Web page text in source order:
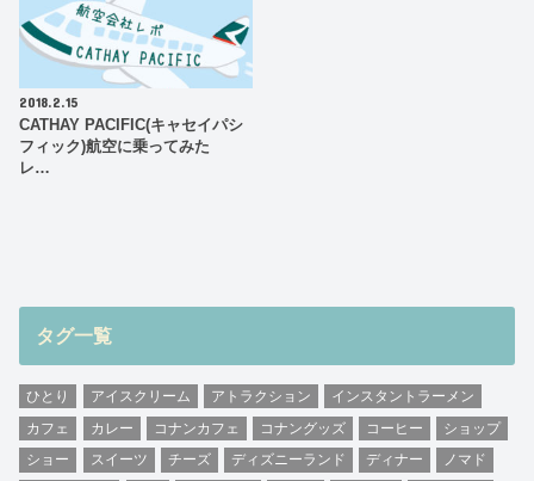
2018.2.15
CATHAY PACIFIC(キャセイパシ
フィック)航空に乗ってみた
レ…
タグ一覧
ひとり アイスクリーム アトラクション
インスタントラーメン
カフェ
カレー コナンカフェ コナングッズ コーヒー
ショップ
ショー
スイーツ チーズ ディズニーランド ディナー
ノマド